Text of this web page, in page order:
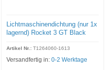
Lichtmaschinendichtung (nur 1x
lagernd) Rocket 3 GT Black
Artikel Nr.: T1264060-1613
Versandfertig in: 0-2 Werktage